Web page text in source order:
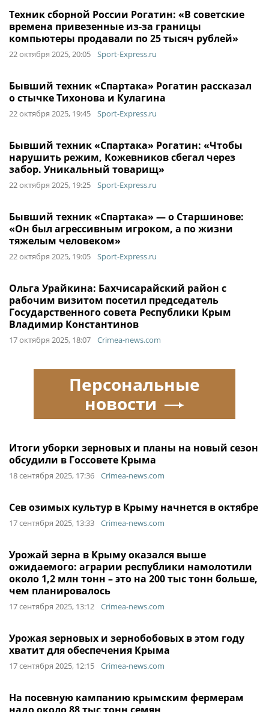
Техник сборной России Рогатин: «В советские
времена привезенные из-за границы
компьютеры продавали по 25 тысяч рублей»
22 октября 2025, 20:05 Sport-Express.ru
Бывший техник «Спартака» Рогатин рассказал
о стычке Тихонова и Кулагина
22 октября 2025, 19:45 Sport-Express.ru
Бывший техник «Спартака» Рогатин: «Чтобы
нарушить режим, Кожевников сбегал через
забор. Уникальный товарищ»
22 октября 2025, 19:25 Sport-Express.ru
Бывший техник «Спартака» — о Старшинове:
«Он был агрессивным игроком, а по жизни
тяжелым человеком»
22 октября 2025, 19:05 Sport-Express.ru
Ольга Урайкина: Бахчисарайский район с
рабочим визитом посетил председатель
Государственного совета Республики Крым
Владимир Константинов
17 октября 2025, 18:07 Crimea-news.com
Итоги уборки зерновых и планы на новый сезон
обсудили в Госсовете Крыма
18 сентября 2025, 17:36 Crimea-news.com
Сев озимых культур в Крыму начнется в октябре
17 сентября 2025, 13:33 Crimea-news.com
Урожай зерна в Крыму оказался выше
ожидаемого: аграрии республики намолотили
около 1,2 млн тонн – это на 200 тыс тонн больше,
чем планировалось
17 сентября 2025, 13:12 Crimea-news.com
Урожая зерновых и зернобобовых в этом году
хватит для обеспечения Крыма
17 сентября 2025, 12:15 Crimea-news.com
На посевную кампанию крымским фермерам
Персональные
новости